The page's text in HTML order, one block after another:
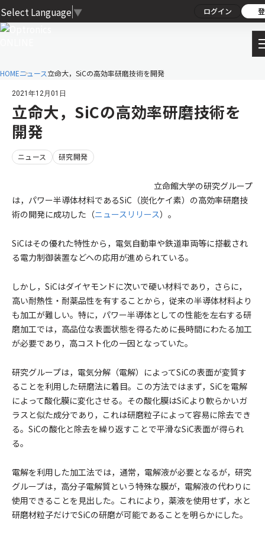
Select Language ▼ ログイン
HOMEニュース立命大，SiCの高効率研磨技術を開発
2021年12月01日
立命大，SiCの高効率研磨技術を
開発
ニュース 研究開発
立命館大学の研究グループ
は，パワー半導体材料であるSiC（炭化ケイ素）の高効率研磨技
術の開発に成功した（ニュースリリース）。
SiCはその優れた特性から，電気自動車や鉄道車両等に搭載され
る電力制御装置などへの応用が進められている。
しかし，SiCはダイヤモンドに次いで硬い材料であり，さらに，
高い耐熱性・耐薬品性を有することから，従来の半導体材料より
も加工が難しい。特に，パワー半導体としての性能を左右する研
磨加工では，高品位な表面状態を得るために長時間にわたる加工
が必要であり，高コスト化の一因となっていた。
研究グループは，電気分解（電解）によってSiCの表面が変質す
ることを利用した研磨法に着目。この方法ではまず，SiCを電解
によって酸化膜に変化させる。その酸化膜はSiCより軟らかいガ
ラスと似た成分であり，これは研磨粒子によって容易に除去でき
る。SiCの酸化と除去を繰り返すことで平滑なSiC表面が得られ
る。
電解を利用した加工法では，通常，電解液が必要となるが，研究
グループは，高分子電解質という特殊な膜が，電解液の代わりに
使用できることを見出した。これにより，薬液を使用せず，水と
研磨材粒子だけでSiCの研磨が可能であることを明らかにした。